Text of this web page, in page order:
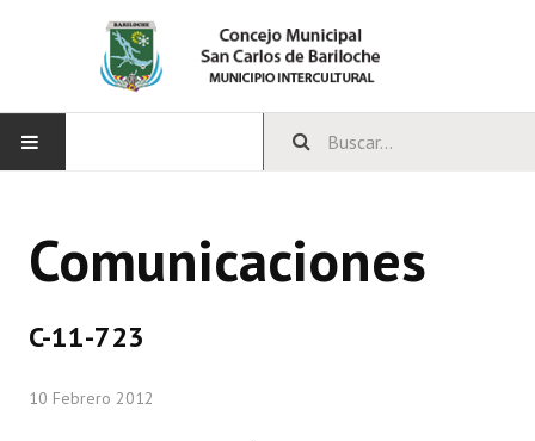
CONCEJO
Comunicaciones
C-11-723
10 Febrero 2012